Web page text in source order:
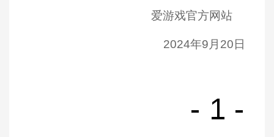
爱游戏官方网站
2024年9月20日